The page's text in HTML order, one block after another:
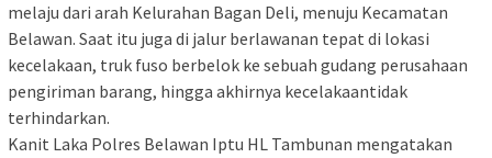
melaju dari arah Kelurahan Bagan Deli, menuju Kecamatan
Belawan. Saat itu juga di jalur berlawanan tepat di lokasi
kecelakaan, truk fuso berbelok ke sebuah gudang perusahaan
pengiriman barang, hingga akhirnya kecelakaantidak
terhindarkan.
Kanit Laka Polres Belawan Iptu HL Tambunan mengatakan